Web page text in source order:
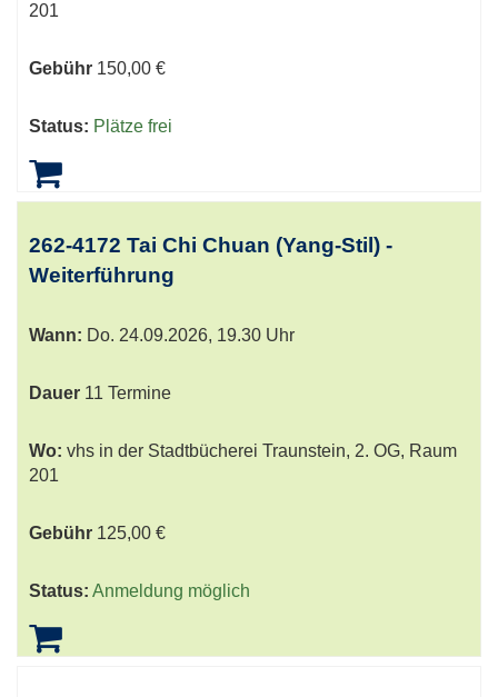
201
Gebühr 150,00 €
Status: Plätze frei
262-4172 Tai Chi Chuan (Yang-Stil) -
Weiterführung
Wann: Do. 24.09.2026, 19.30 Uhr
Dauer 11 Termine
Wo: vhs in der Stadtbücherei Traunstein, 2. OG, Raum
201
Gebühr 125,00 €
Status: Anmeldung möglich